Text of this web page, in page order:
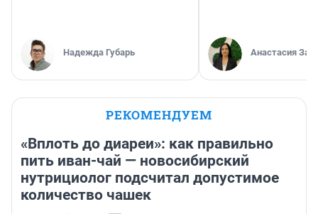
Надежда Губарь Анастасия
РЕКОМЕНДУЕМ
«Вплоть до диареи»: как правильно
пить иван-чай — новосибирский
нутрициолог подсчитал допустимое
количество чашек